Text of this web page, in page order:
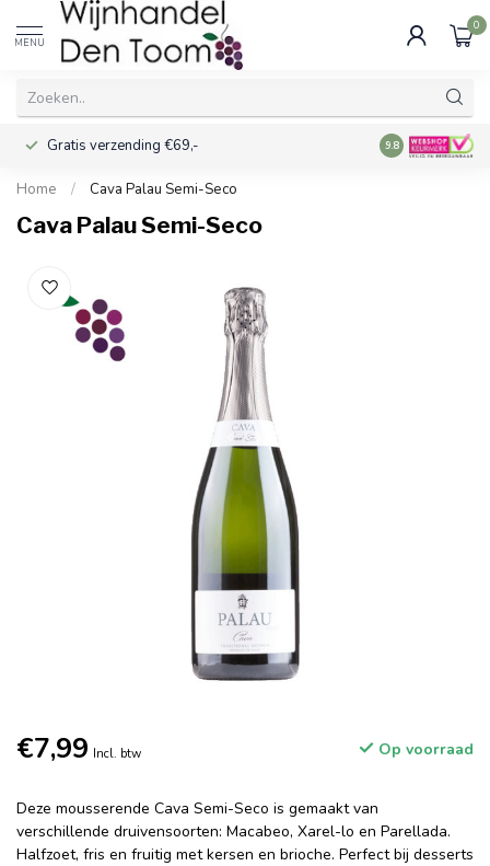
MENU
0
Gratis verzending €69,- Voor 16:00
9.8
Home / Cava Palau Semi-Seco
Cava Palau Semi-Seco
€7,99 Incl. btw Op voorraad
Deze mousserende Cava Semi-Seco is gemaakt van
verschillende druivensoorten: Macabeo, Xarel-lo en Parellada.
Halfzoet, fris en fruitig met kersen en brioche. Perfect bij desserts